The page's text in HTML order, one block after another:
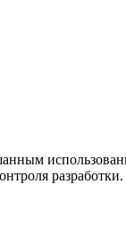
разработки.